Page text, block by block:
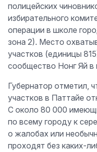
полицейских
избирательного
операции в школе
зона 2). Место
участков (единицы
сообщество Нонг Яй
Губернатор отметил,
участков в Паттайе
С около 80 000
по всему городу к
о жалобах или
проходят без каких-